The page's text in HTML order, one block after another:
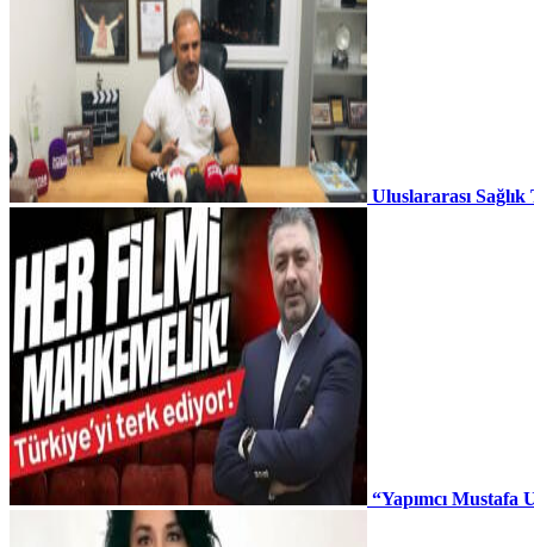
Uluslararası
“Yapımcı Mustafa